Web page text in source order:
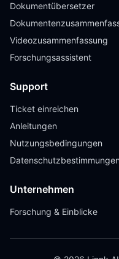
Dokumentübersetzer
Videozusammenfassung
Forschungsassistent
Support
Ticket einreichen
Anleitungen
Nutzungsbedingungen
Datenschutzbestimmungen
Unternehmen
Forschung & Einblicke